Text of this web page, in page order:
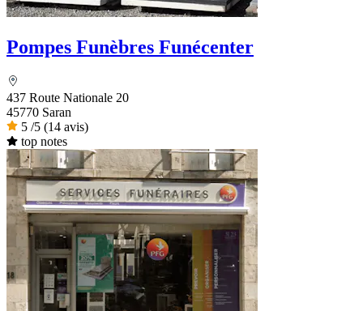
Pompes Funèbres Funécenter
437 Route Nationale 20
45770 Saran
5 /5 (14 avis)
top notes